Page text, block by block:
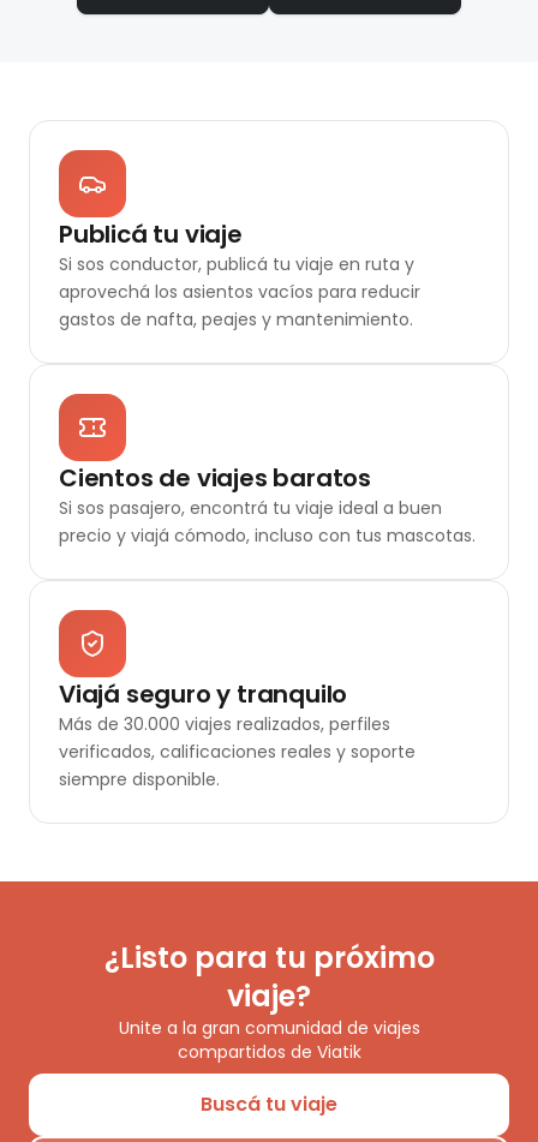
Publicá tu viaje
Si sos conductor, publicá tu viaje en ruta y
aprovechá los asientos vacíos para reducir
gastos de nafta, peajes y mantenimiento.
Cientos de viajes baratos
Si sos pasajero, encontrá tu viaje ideal a buen
precio y viajá cómodo, incluso con tus mascotas.
Viajá seguro y tranquilo
Más de 30.000 viajes realizados, perfiles
verificados, calificaciones reales y soporte
siempre disponible.
¿Listo para tu próximo
viaje?
Unite a la gran comunidad de viajes
compartidos de Viatik
Buscá tu viaje